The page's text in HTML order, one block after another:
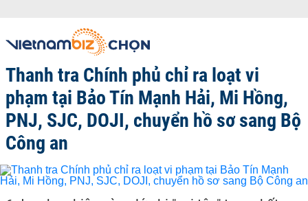
Thanh tra Chính phủ chỉ ra loạt vi
phạm tại Bảo Tín Mạnh Hải, Mi Hồng,
PNJ, SJC, DOJI, chuyển hồ sơ sang Bộ
Công an